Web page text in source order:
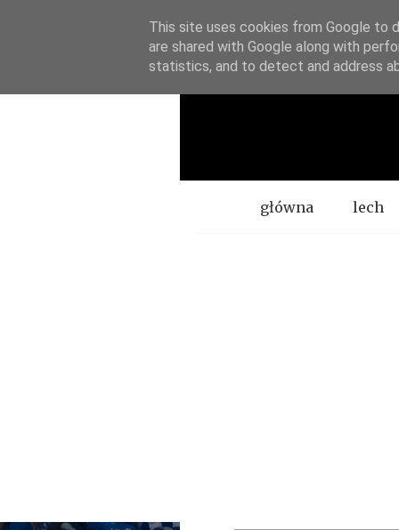
Menugłówna lech
This site uses cookies from Google to
are shared with Google along with
statistics, and to detect and address